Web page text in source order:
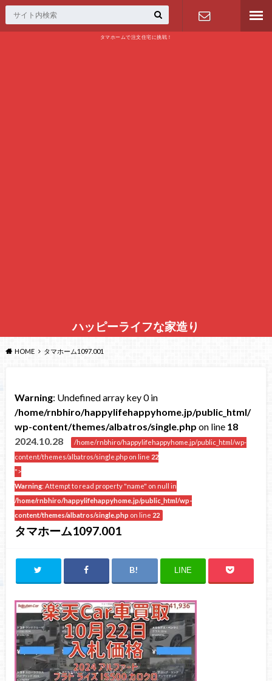
タマホームで注文住宅に挑戦！
ハッピーライフな家造り
HOME タマホーム1097.001
Warning: Undefined array key 0 in
/home/rnbhiro/happylifehappyhome.jp/public_html/
wp-content/themes/albatros/single.php on line 18
2024.10.28
/home/rnbhiro/happylifehappyhome.jp/public_html/wp-
content/themes/albatros/single.php on line 22
">
Warning: Attempt to read property "name" on null in
/home/rnbhiro/happylifehappyhome.jp/public_html/wp-
content/themes/albatros/single.php on line 22
タマホーム1097.001
LINE